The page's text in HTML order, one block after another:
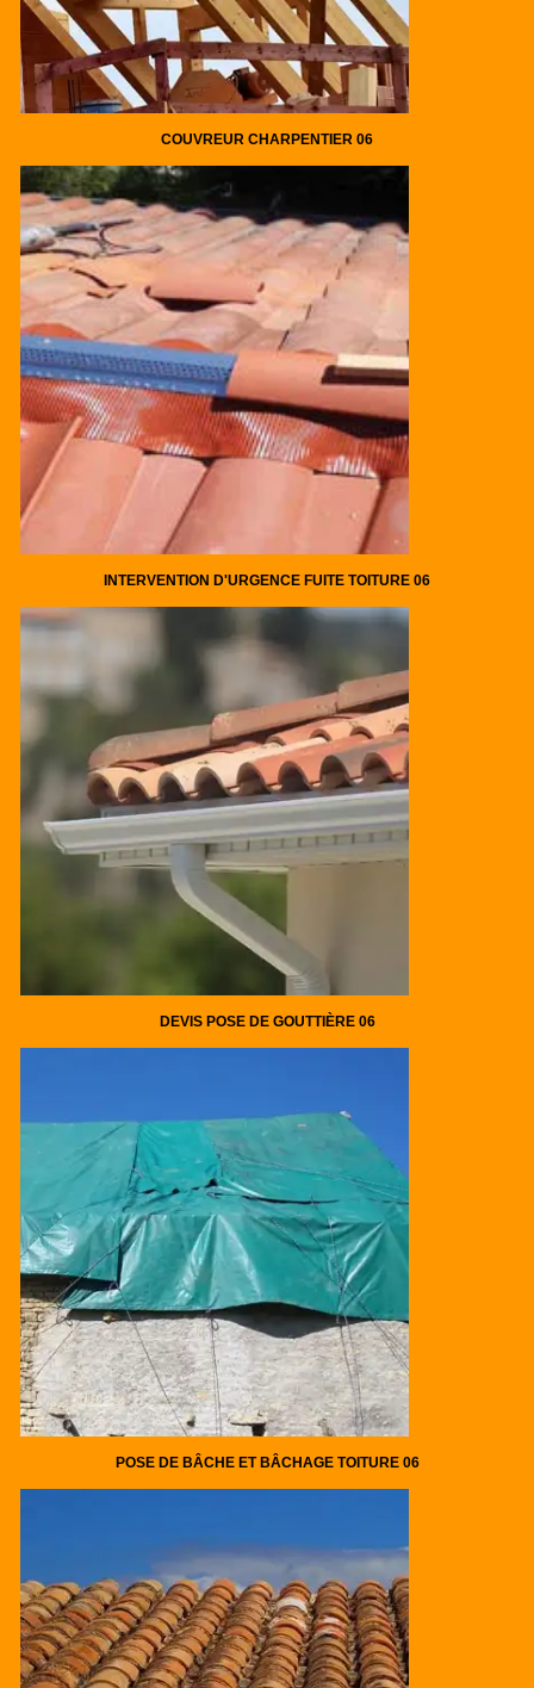
COUVREUR CHARPENTIER 06
INTERVENTION D'URGENCE FUITE TOITURE 06
DEVIS POSE DE GOUTTIÈRE 06
POSE DE BÂCHE ET BÂCHAGE TOITURE 06